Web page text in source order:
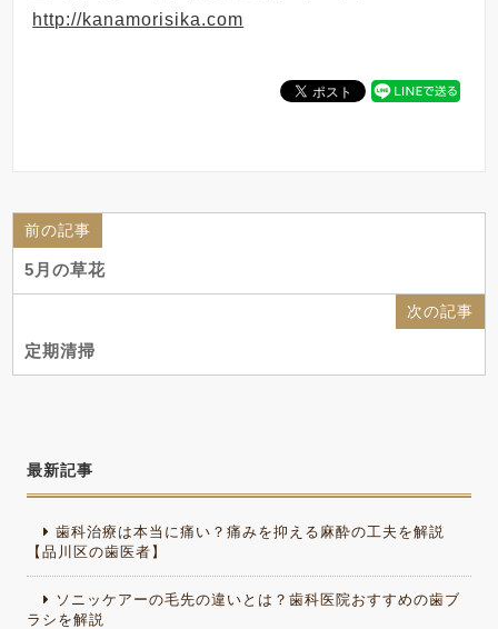
http://kanamorisika.com
前の記事
5月の草花
次の記事
定期清掃
最新記事
歯科治療は本当に痛い？痛みを抑える麻酔の工夫を解説
【品川区の歯医者】
ソニッケアーの毛先の違いとは？歯科医院おすすめの歯ブ
ラシを解説